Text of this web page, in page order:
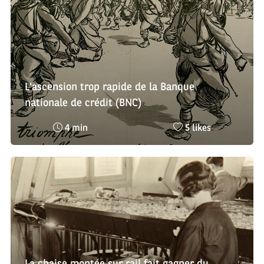
L'ascension trop rapide de la Banque
nationale de crédit (BNC)
Temps
de
lecture
4 min
Nombre
de
likes
:
5 likes